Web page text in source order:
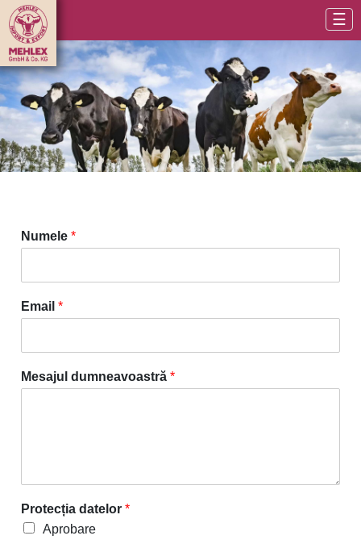
☰
Numele *
Email *
Mesajul dumneavoastră *
Protecția datelor *
Aprobare